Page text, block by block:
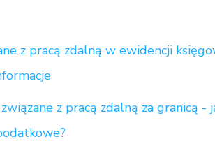
z pracą zdalną w ewidencji
z pracą zdalną za granicą -